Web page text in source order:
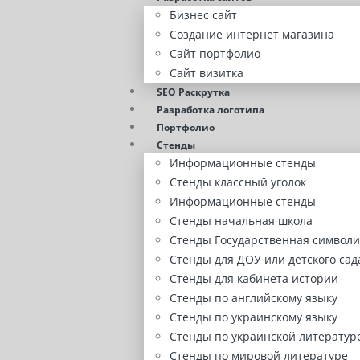
Бизнес сайт
Создание интернет магазина
Сайт портфолио
Сайт визитка
SEO Раскрутка
Разработка логотипа
Портфолио
Стенды
Информационные стенды
Стенды классный уголок
Информационные стенды
Стенды начальная школа
Стенды Государственная
Стенды для ДОУ или детского
Стенды для кабинета истории
Стенды по английскому языку
Стенды по украинскому языку
Стенды по украинской
Стенды по мировой литературе